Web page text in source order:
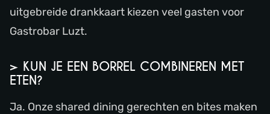
uitgebreide drankkaart kiezen veel gasten voor
Gastrobar Luzt.
> KUN JE EEN BORREL COMBINEREN MET
ETEN?
Ja. Onze shared dining gerechten en bites maken